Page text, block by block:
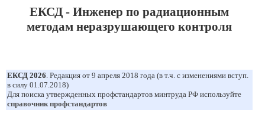
ЕКСД - Инженер по радиационным
методам неразрушающего контроля
ЕКСД 2026. Редакция от 9 апреля 2018 года (в т.ч. с изменениями вступ.
в силу 01.07.2018)
Для поиска утвержденных профстандартов минтруда РФ используйте
справочник профстандартов